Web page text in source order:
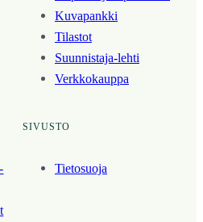
Kuvapankki
Tilastot
Suunnistaja-lehti
Verkkokauppa
SIVUSTO
Tietosuoja